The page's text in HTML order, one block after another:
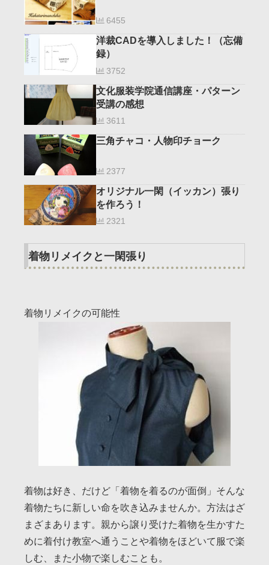
6455
洋裁CADを導入しました！（忘備
録）
3752
文化服装学院通信講座・パターン
受講の感想
3611
三角チャコ・人物印チョーク
2377
オリジナル一閑（イッカン）張り
を作ろう！
2321
着物リメイクと一閑張り
着物リメイクの可能性
着物は好き、だけど「着物を着るのが面倒」そんな
着物たちに新しい命を吹き込みませんか。方法はざ
まざまあります。親から譲り受けた着物を生かすた
めに着付け教室へ通うことや着物をほどいて服で楽
しむ、また小物で楽しむことも。